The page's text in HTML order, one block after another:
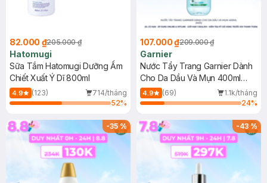
82.000 ₫205.000 ₫
Hatomugi
Sữa Tắm Hatomugi Dưỡng Ẩm
Chiết Xuất Ý Dĩ 800ml
4.9 (123)
714/tháng
52%
107.000 ₫209.000 ₫
Garnier
Nước Tẩy Trang Garnier Dành
Cho Da Dầu Và Mụn 400ml
(Mới)
4.9 (69)
1.1k/tháng
24%
-35% -43%